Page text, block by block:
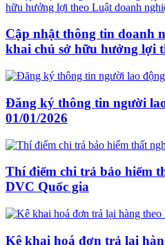
Cập nhật thông tin doanh
khai chủ sở hữu hưởng lợi
Đăng ký thông tin người
01/01/2026
Thí điểm chi trả bảo hiểm
DVC Quốc gia
Kê khai hoá đơn trả lại